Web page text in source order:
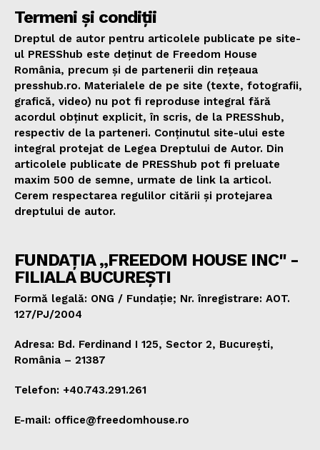
Termeni și condiții
Dreptul de autor pentru articolele publicate pe site-
ul PRESShub este deținut de Freedom House
România, precum și de partenerii din rețeaua
presshub.ro. Materialele de pe site (texte, fotografii,
grafică, video) nu pot fi reproduse integral fără
acordul obținut explicit, în scris, de la PRESShub,
respectiv de la parteneri. Conținutul site-ului este
integral protejat de Legea Dreptului de Autor. Din
articolele publicate de PRESShub pot fi preluate
maxim 500 de semne, urmate de link la articol.
Cerem respectarea regulilor citării și protejarea
dreptului de autor.
FUNDAȚIA „FREEDOM HOUSE INC" -
FILIALA BUCUREȘTI
Formă legală: ONG / Fundație; Nr. înregistrare: AOT.
127/PJ/2004
Adresa: Bd. Ferdinand I 125, Sector 2, București,
România – 21387
Telefon: +40.743.291.261
E-mail: office@freedomhouse.ro